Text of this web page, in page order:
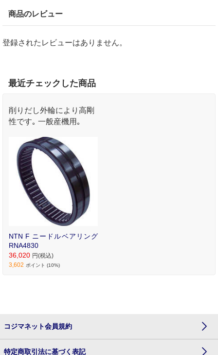
商品のレビュー
登録されたレビューはありません。
最近チェックした商品
削りだし外輪により高剛
性です｡ 一般産機用｡
NTN F ニードルベアリング
RNA4830
36,020 円(税込)
3,602 ポイント (10%)
コジマネット会員規約
特定商取引法に基づく表記